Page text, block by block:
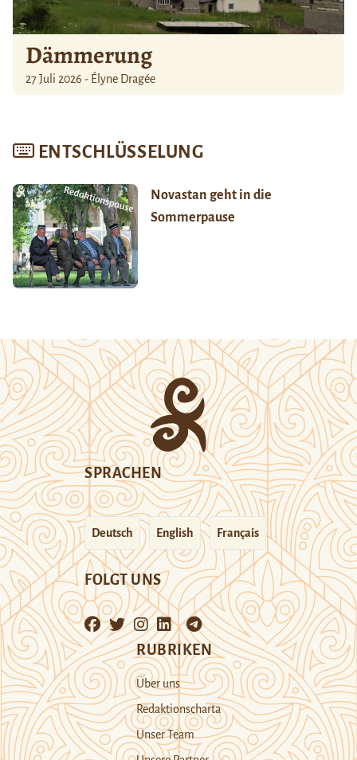
Dämmerung
27 Juli 2026 - Élyne Dragée
ENTSCHLÜSSELUNG
Novastan geht in die
Sommerpause
SPRACHEN
Deutsch English Français
FOLGT UNS
RUBRIKEN
Über uns
Redaktionscharta
Unser Team